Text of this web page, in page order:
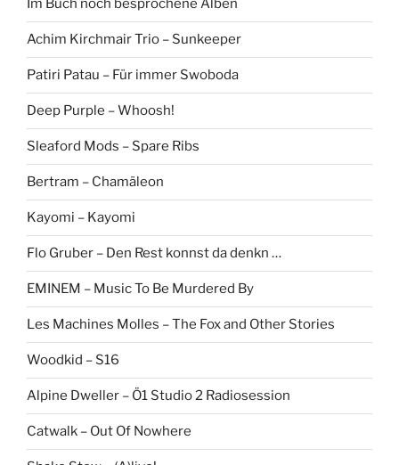
Im Buch noch besprochene Alben
Achim Kirchmair Trio – Sunkeeper
Patiri Patau – Für immer Swoboda
Deep Purple – Whoosh!
Sleaford Mods – Spare Ribs
Bertram – Chamäleon
Kayomi – Kayomi
Flo Gruber – Den Rest konnst da denkn …
EMINEM – Music To Be Murdered By
Les Machines Molles – The Fox and Other Stories
Woodkid – S16
Alpine Dweller – Ö1 Studio 2 Radiosession
Catwalk – Out Of Nowhere